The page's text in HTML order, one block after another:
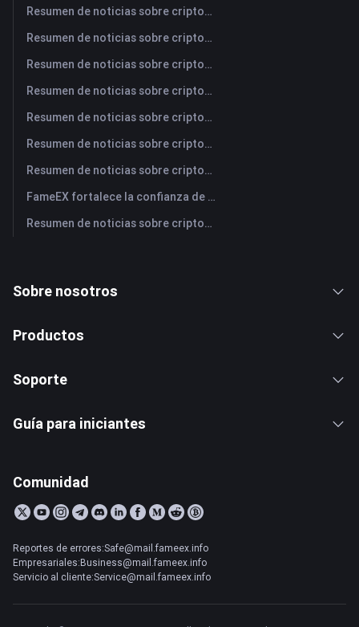
Resumen de noticias sobre criptomonedas de FameEX de hoy | 6 de agosto de 2026
Resumen de noticias sobre criptomonedas de FameEX de hoy | 5 de agosto de 2026
Resumen de noticias sobre criptomonedas de FameEX de hoy | 4 de agosto de 2026
Resumen de noticias sobre criptomonedas de FameEX de hoy | 3 de agosto de 2026
Resumen de noticias sobre criptomonedas de FameEX de hoy | 31 de julio de 2026
Resumen de noticias sobre criptomonedas de FameEX de hoy | 30 de julio de 2026
Resumen de noticias sobre criptomonedas de FameEX de hoy | 29 de julio de 2026
FameEX fortalece la confianza de los usuarios a través de ocho años de operaciones estables y crecimiento global
Resumen de noticias sobre criptomonedas de FameEX de hoy | 28 de julio de 2026
Sobre nosotros
Productos
Soporte
Guía para iniciantes
Comunidad
Reportes de errores:Safe@mail.fameex.info
Empresariales:Business@mail.fameex.info
Servicio al cliente:Service@mail.fameex.info